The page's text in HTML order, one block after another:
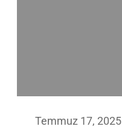
Temmuz 17, 2025